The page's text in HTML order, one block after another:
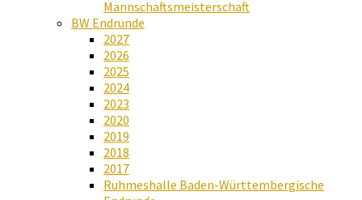
Mannschaftsmeisterschaft
BW Endrunde
2027
2026
2025
2024
2023
2020
2019
2018
2017
Ruhmeshalle Baden-Württembergische